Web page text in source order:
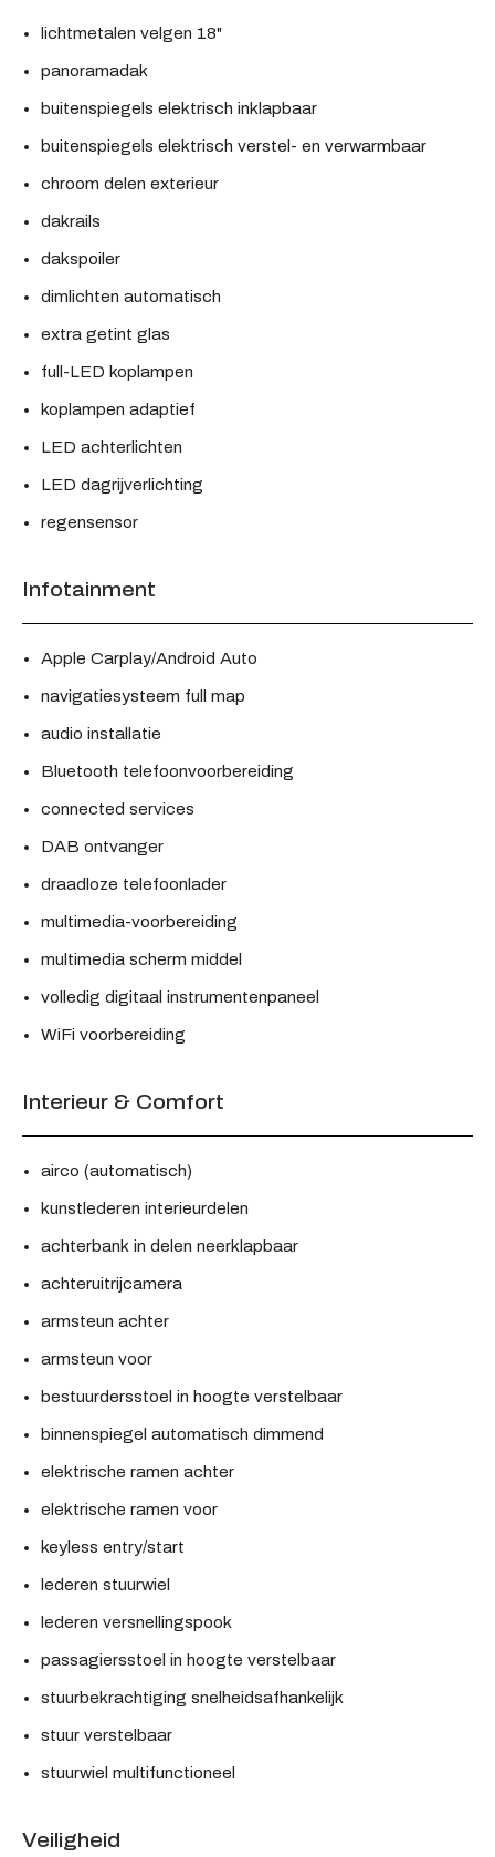
lichtmetalen velgen 18"
panoramadak
buitenspiegels elektrisch inklapbaar
buitenspiegels elektrisch verstel- en verwarmbaar
chroom delen exterieur
dakrails
dakspoiler
dimlichten automatisch
extra getint glas
full-LED koplampen
koplampen adaptief
LED achterlichten
LED dagrijverlichting
regensensor
Infotainment
Apple Carplay/Android Auto
navigatiesysteem full map
audio installatie
Bluetooth telefoonvoorbereiding
connected services
DAB ontvanger
draadloze telefoonlader
multimedia-voorbereiding
multimedia scherm middel
volledig digitaal instrumentenpaneel
WiFi voorbereiding
Interieur & Comfort
airco (automatisch)
kunstlederen interieurdelen
achterbank in delen neerklapbaar
achteruitrijcamera
armsteun achter
armsteun voor
bestuurdersstoel in hoogte verstelbaar
binnenspiegel automatisch dimmend
elektrische ramen achter
elektrische ramen voor
keyless entry/start
lederen stuurwiel
lederen versnellingspook
passagiersstoel in hoogte verstelbaar
stuurbekrachtiging snelheidsafhankelijk
stuur verstelbaar
stuurwiel multifunctioneel
Veiligheid